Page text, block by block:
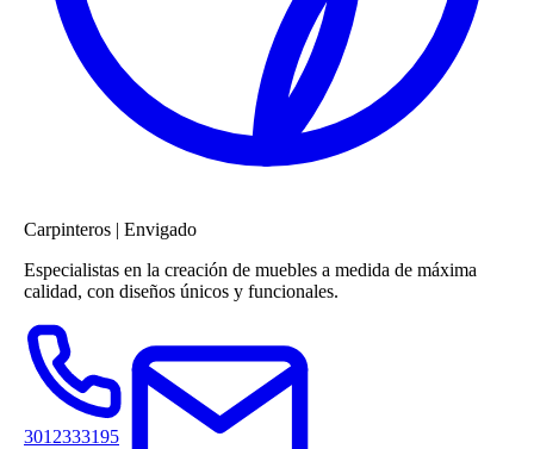
Carpinteros | Envigado
Especialistas en la creación de muebles a medida de máxima
calidad, con diseños únicos y funcionales.
3012333195